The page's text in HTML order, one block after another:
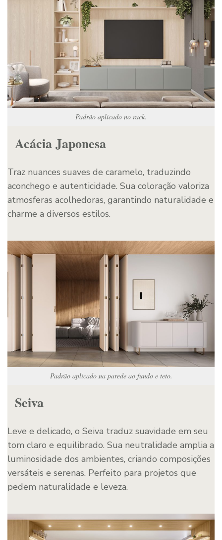
Padrão aplicado no rack.
Acácia Japonesa
Traz nuances suaves de caramelo, traduzindo
aconchego e autenticidade. Sua coloração valoriza
atmosferas acolhedoras, garantindo naturalidade e
charme a diversos estilos.
Padrão aplicado na parede ao fundo e teto.
Seiva
Leve e delicado, o Seiva traduz suavidade em seu
tom claro e equilibrado. Sua neutralidade amplia a
luminosidade dos ambientes, criando composições
versáteis e serenas. Perfeito para projetos que
pedem naturalidade e leveza.